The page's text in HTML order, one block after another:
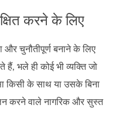
करने के लिए
चुनौतीपूर्ण बनाने के लिए
हैं, भले ही कोई भी व्यक्ति जो
किसी के साथ या उसके बिना
करने वाले नागरिक और सुस्त